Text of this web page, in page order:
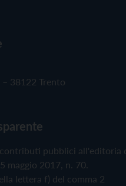
38122 Trento
pubblici all'editoria
maggio 2017, n. 70.
lettera f) del comma 2